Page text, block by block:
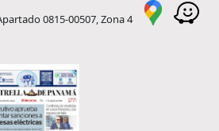
0815-00507, Zona 4